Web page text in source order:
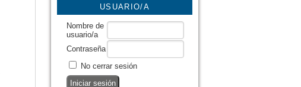
USUARIO/A
Nombre de
usuario/a
Contraseña
No cerrar sesión